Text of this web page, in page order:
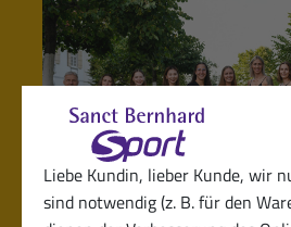
Liebe Kundin, lieber Kunde, wir
sind notwendig (z. B. für den